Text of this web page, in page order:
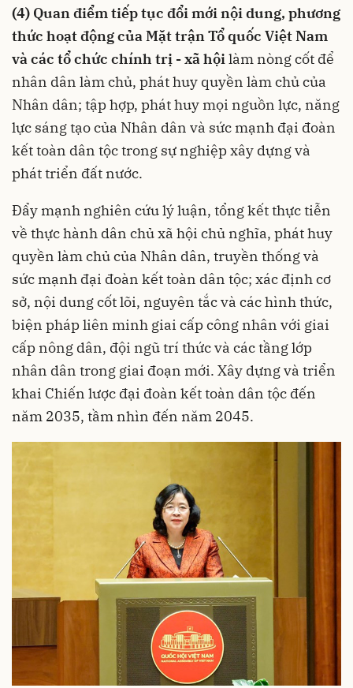
(4) Quan điểm tiếp tục đổi mới nội dung, phương
thức hoạt động của Mặt trận Tổ quốc Việt Nam
và các tổ chức chính trị - xã hộilàm nòng cốt để
nhân dân làm chủ, phát huy quyền làm chủ của
Nhân dân; tập hợp, phát huy mọi nguồn lực, năng
lực sáng tạo của Nhân dân và sức mạnh đại đoàn
kết toàn dân tộc trong sự nghiệp xây dựng và
phát triển đất nước.
Đẩy mạnh nghiên cứu lý luận, tổng kết thực tiễn
về thực hành dân chủ xã hội chủ nghĩa, phát huy
quyền làm chủ của Nhân dân, truyền thống và
sức mạnh đại đoàn kết toàn dân tộc; xác định cơ
sở, nội dung cốt lõi, nguyên tắc và các hình thức,
biện pháp liên minh giai cấp công nhân với giai
cấp nông dân, đội ngũ trí thức và các tầng lớp
nhân dân trong giai đoạn mới. Xây dựng và triển
khai Chiến lược đại đoàn kết toàn dân tộc đến
năm 2035, tầm nhìn đến năm 2045.